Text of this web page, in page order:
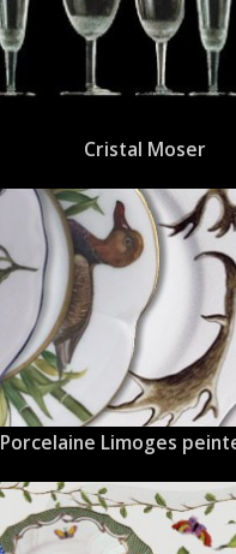
Cristal Moser
Porcelaine Limoges